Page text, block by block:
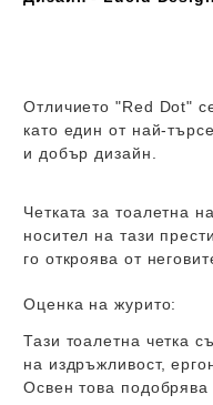
Отличието "Red Dot"
като един от най-
и добър дизайн.
Четката за тоалетна
носител на тази
го откроява от
Оценка на журито:
Тази тоалетна четка
на издръжливост,
Освен това подобрява